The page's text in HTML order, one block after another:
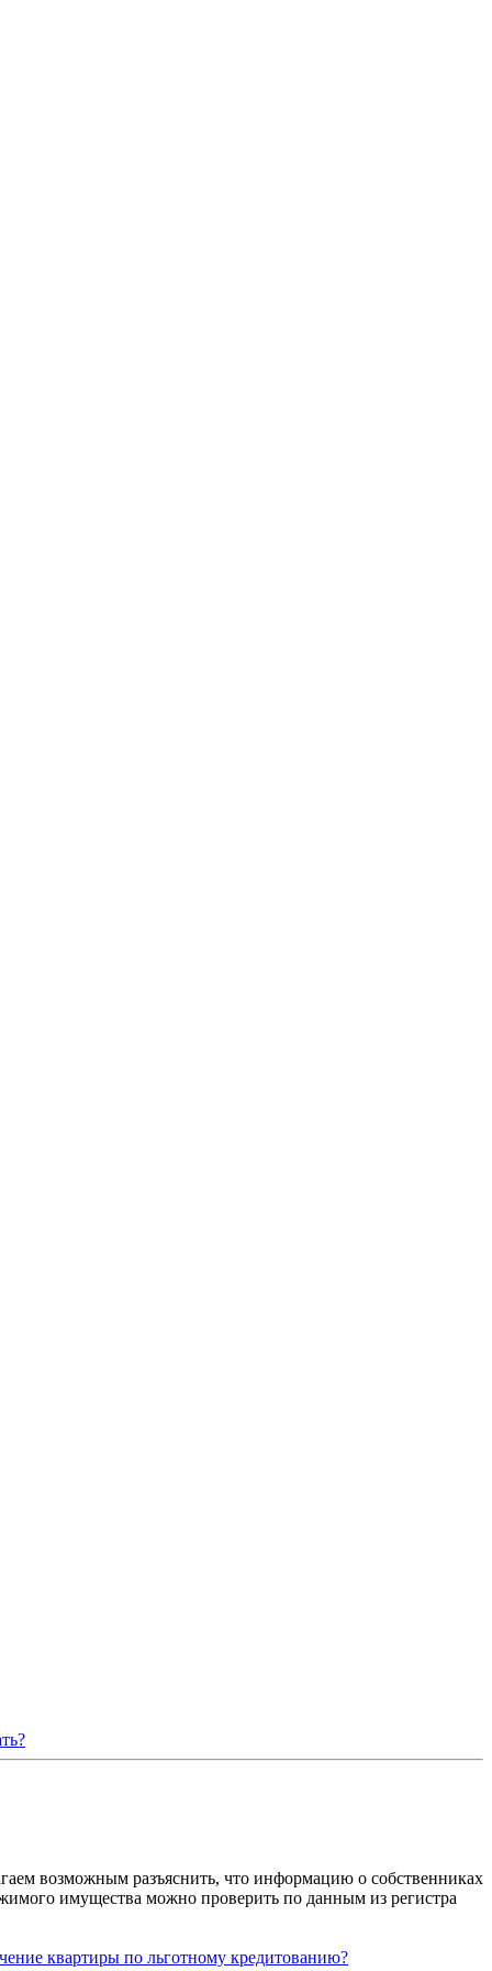
возможным разъяснить, что информацию о собственниках
имущества можно проверить по данным из регистра
квартиры по льготному кредитованию?